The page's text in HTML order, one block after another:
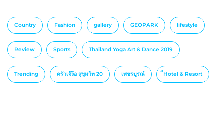
Country Fashion gallery GEOPARK lifestyle
Review Sports Thailand Yoga Art & Dance 2019
Trending ครัวเจ๊ง้อ สุขุมวิท 20 เพชรบูรณ์ ็Hotel & Resort